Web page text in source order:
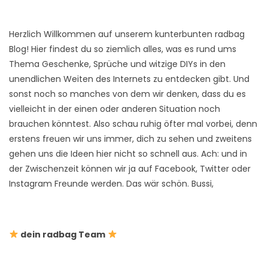
Herzlich Willkommen auf unserem kunterbunten radbag
Blog! Hier findest du so ziemlich alles, was es rund ums
Thema Geschenke, Sprüche und witzige DIYs in den
unendlichen Weiten des Internets zu entdecken gibt. Und
sonst noch so manches von dem wir denken, dass du es
vielleicht in der einen oder anderen Situation noch
brauchen könntest. Also schau ruhig öfter mal vorbei, denn
erstens freuen wir uns immer, dich zu sehen und zweitens
gehen uns die Ideen hier nicht so schnell aus. Ach: und in
der Zwischenzeit können wir ja auf Facebook, Twitter oder
Instagram Freunde werden. Das wär schön. Bussi,
dein radbag Team